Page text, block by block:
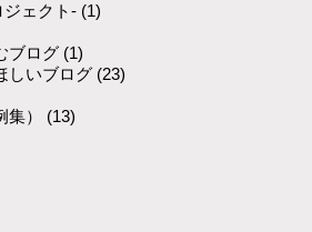
ジェクト- (1)
ブログ (1)
しいブログ (23)
集） (13)